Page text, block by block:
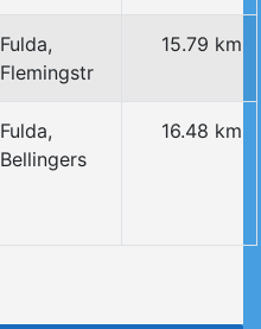
Fulda,
Flemingstr
15.79 km
Fulda,
Bellingers
16.48 km